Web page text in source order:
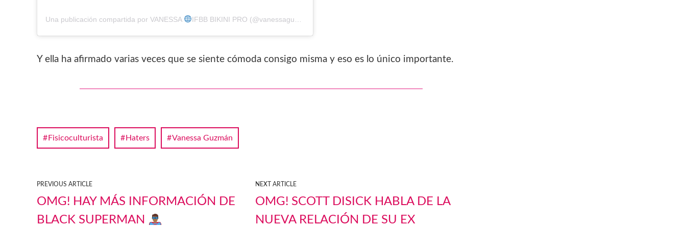
Una publicación compartida por VANESSA IFBB BIKINI PRO (@vanessaguzmann)
Y ella ha afirmado varias veces que se siente cómoda consigo misma y eso es lo único importante.
Fisicoculturista Haters Vanessa Guzmán
PREVIOUS ARTICLE
OMG! HAY MÁS INFORMACIÓN DE
BLACK SUPERMAN
NEXT ARTICLE
OMG! SCOTT DISICK HABLA DE LA
NUEVA RELACIÓN DE SU EX